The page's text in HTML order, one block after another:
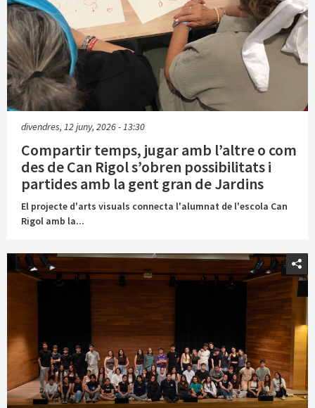
divendres, 12 juny, 2026 - 13:30
Compartir temps, jugar amb l’altre o com
des de Can Rigol s’obren possibilitats i
partides amb la gent gran de Jardins
El projecte d'arts visuals connecta l'alumnat de l'escola Can
Rigol amb la...